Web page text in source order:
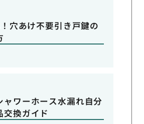
穴あけ不要引き戸鍵の
ャワーホース水漏れ自分
交換ガイド